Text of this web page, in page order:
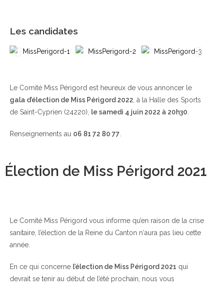
Les candidates
Le Comité Miss Périgord est heureux de vous annoncer le
gala d’élection de Miss Périgord 2022 , à la Halle des Sports
de Saint-Cyprien (24220),
le samedi 4 juin 2022 à 20h30
Renseignements au 06 81 72 80 77
Élection de Miss Périgord 2021
Le Comité Miss Périgord vous informe qu’en raison de la crise
sanitaire, l’élection de la Reine du Canton n‘aura pas lieu cette
année.
En ce qui concerne l’élection de Miss Périgord 2021 qui
devrait se tenir au début de l’été prochain, nous vous